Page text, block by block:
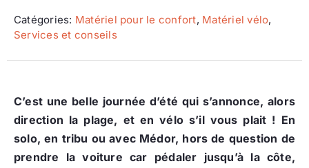
Catégories: Matériel pour le confort, Matériel vélo,
Services et conseils
C’est une belle journée d’été qui s’annonce, alors
direction la plage, et en vélo s’il vous plait ! En
solo, en tribu ou avec Médor, hors de question de
prendre la voiture car pédaler jusqu’à la côte,